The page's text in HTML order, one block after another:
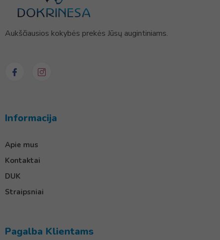
Aukščiausios kokybės prekės Jūsų augintiniams.
Informacija
Apie mus
Kontaktai
DUK
Straipsniai
Pagalba Klientams